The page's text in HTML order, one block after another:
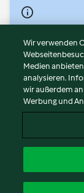
© Copyright 2026
Disclaimer
Impressum
Cookies
Abo kündigen
Erklärung zur
Wir verwenden
Medien
analysieren.
wir außerdem
Werbung und